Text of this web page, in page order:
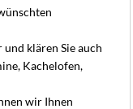
klären Sie auch
Kachelofen,
wir Ihnen